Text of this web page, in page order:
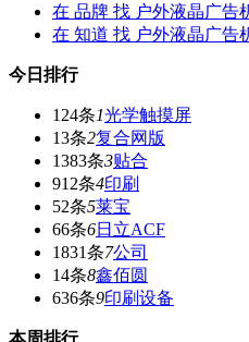
在 品牌 找 户外液晶广告
在 知道 找 户外液晶广告
今日排行
124条1光学触摸屏
13条2复合网版
1383条3贴合
912条4印刷
52条5莱宝
66条6日立ACF
1831条7公司
14条8鑫佰圆
636条9印刷设备
本周排行